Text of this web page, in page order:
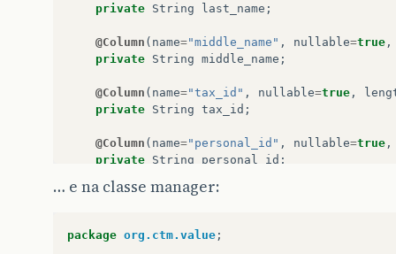
private String last_name ;
@Column ( name="middle_name" , nullable=true ,
private String middle_name ;
@Column ( name="tax_id" , nullable=true ,
private String tax_id ;
@Column ( name="personal_id" , nullable=true ,
private String personal_id ;
@Column(name="tax_business_id"
@Column "create_date"
… e na classe manager:
package org.ctm.value ;